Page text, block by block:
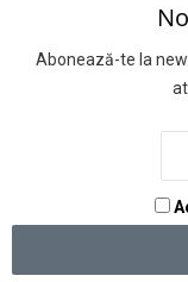
Abonează-te la